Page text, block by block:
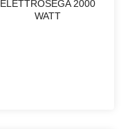
ELETTROSEGA 2000
WATT